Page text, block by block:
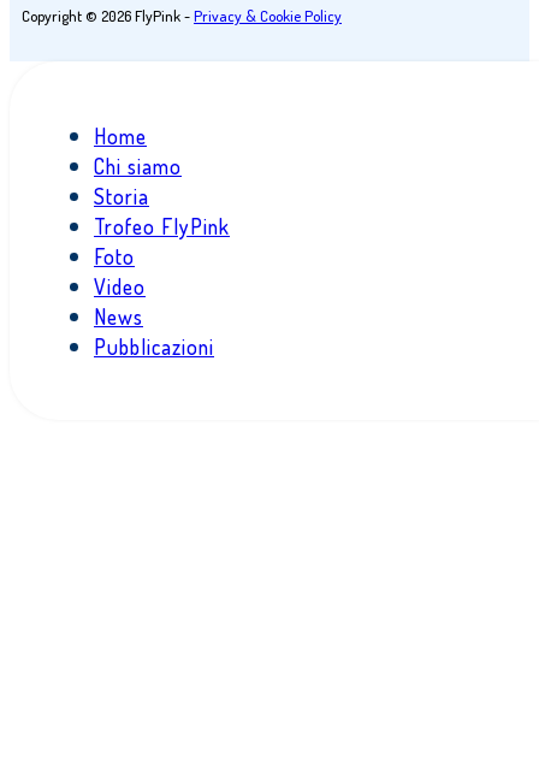
Copyright © 2026 FlyPink -Privacy & Cookie Policy
Home
Chi siamo
Storia
Trofeo FlyPink
Foto
Video
News
Pubblicazioni